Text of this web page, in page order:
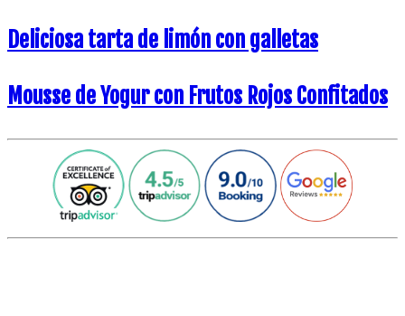
Deliciosa tarta de limón con galletas
Mousse de Yogur con Frutos Rojos Confitados